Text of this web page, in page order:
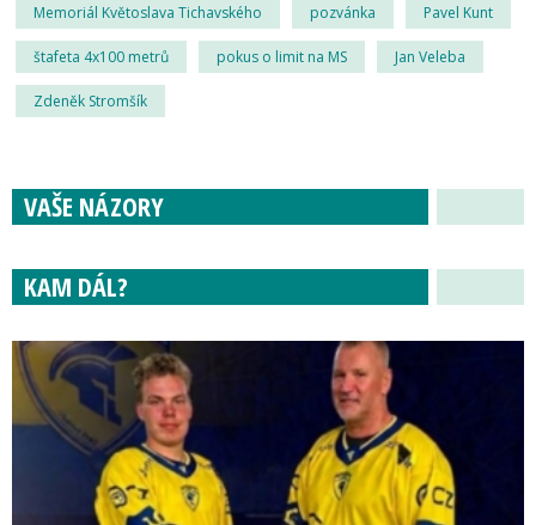
Memoriál Květoslava Tichavského pozvánka Pavel Kunt
štafeta 4x100 metrů pokus o limit na MS Jan Veleba
Zdeněk Stromšík
VAŠE NÁZORY
KAM DÁL?